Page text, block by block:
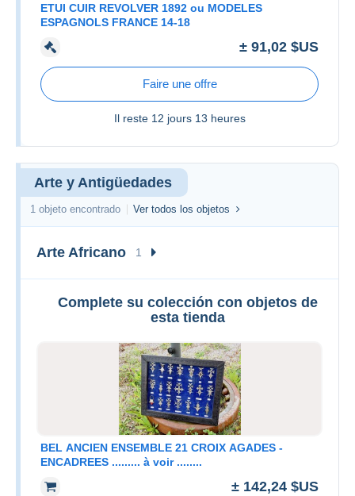
ETUI CUIR REVOLVER 1892 ou MODELES
ESPAGNOLS FRANCE 14-18
± 91,02 $US
Faire une offre
Il reste 12 jours 13 heures
Arte y Antigüedades
1 objeto encontrado Ver todos los objetos
Arte Africano 1
Complete su colección con objetos de
esta tienda
BEL ANCIEN ENSEMBLE 21 CROIX AGADES -
ENCADREES ......... à voir ........
± 142,24 $US